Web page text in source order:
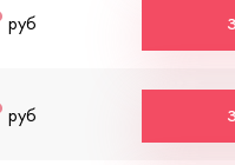
руб
руб